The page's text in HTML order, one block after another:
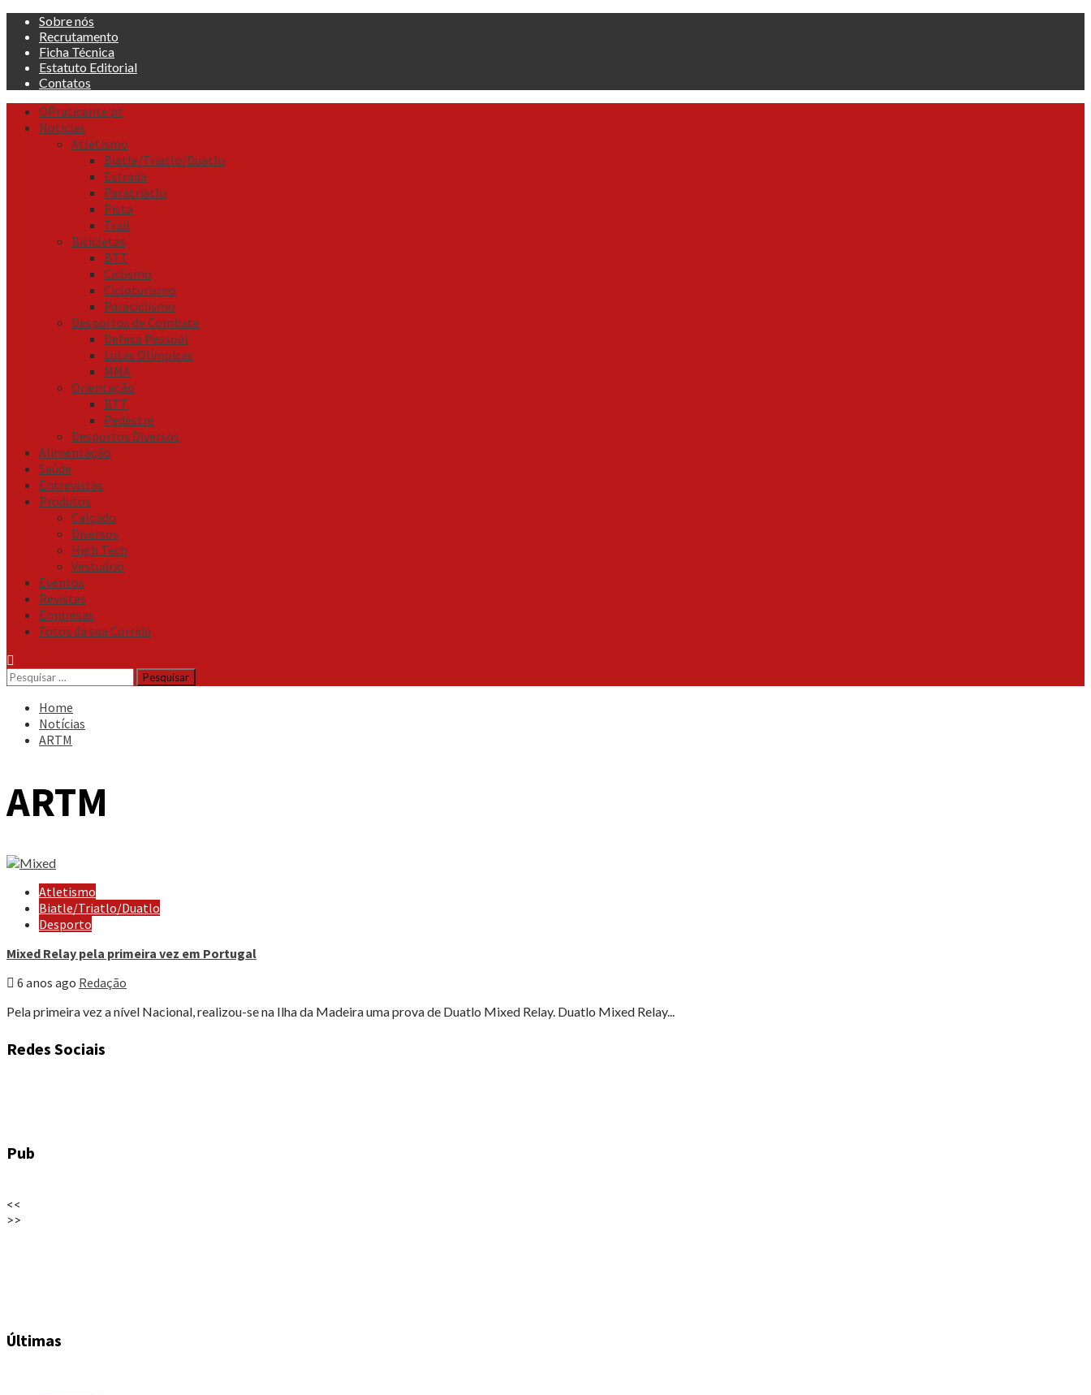
Skip
content
Sobre nós
Recrutamento
Ficha Técnica
Estatuto Editorial
Contatos
Primary
Menu
OPraticante.pt
Noticias
Atletismo
Biatle/Triatlo/Duatlo
Estrada
Paratriatlo
Pista
Trail
Bicicletas
BTT
Ciclismo
Cicloturismo
Paraciclismo
Desportos de Combate
Defesa Pessoal
Lutas Olímpicas
MMA
Orientação
BTT
Pedestre
Desportos Diversos
Alimentação
Saúde
Entrevistas
Produtos
Calçado
Diversos
High Tech
Vestuário
Eventos
Revistas
Empresas
Fotos da sua Corrida
Pesquisar
por:
Home
Notícias
ARTM
ARTM
Atletismo
Biatle/Triatlo/Duatlo
Desporto
Mixed Relay pela primeira vez em Portugal
6 anos ago Redação
Pela primeira vez a nível Nacional, realizou-se na Ilha da Madeira uma prova de Duatlo Mixed Relay. Duatlo Mixed Relay...
Redes Sociais
Pub
<<
>>
Últimas